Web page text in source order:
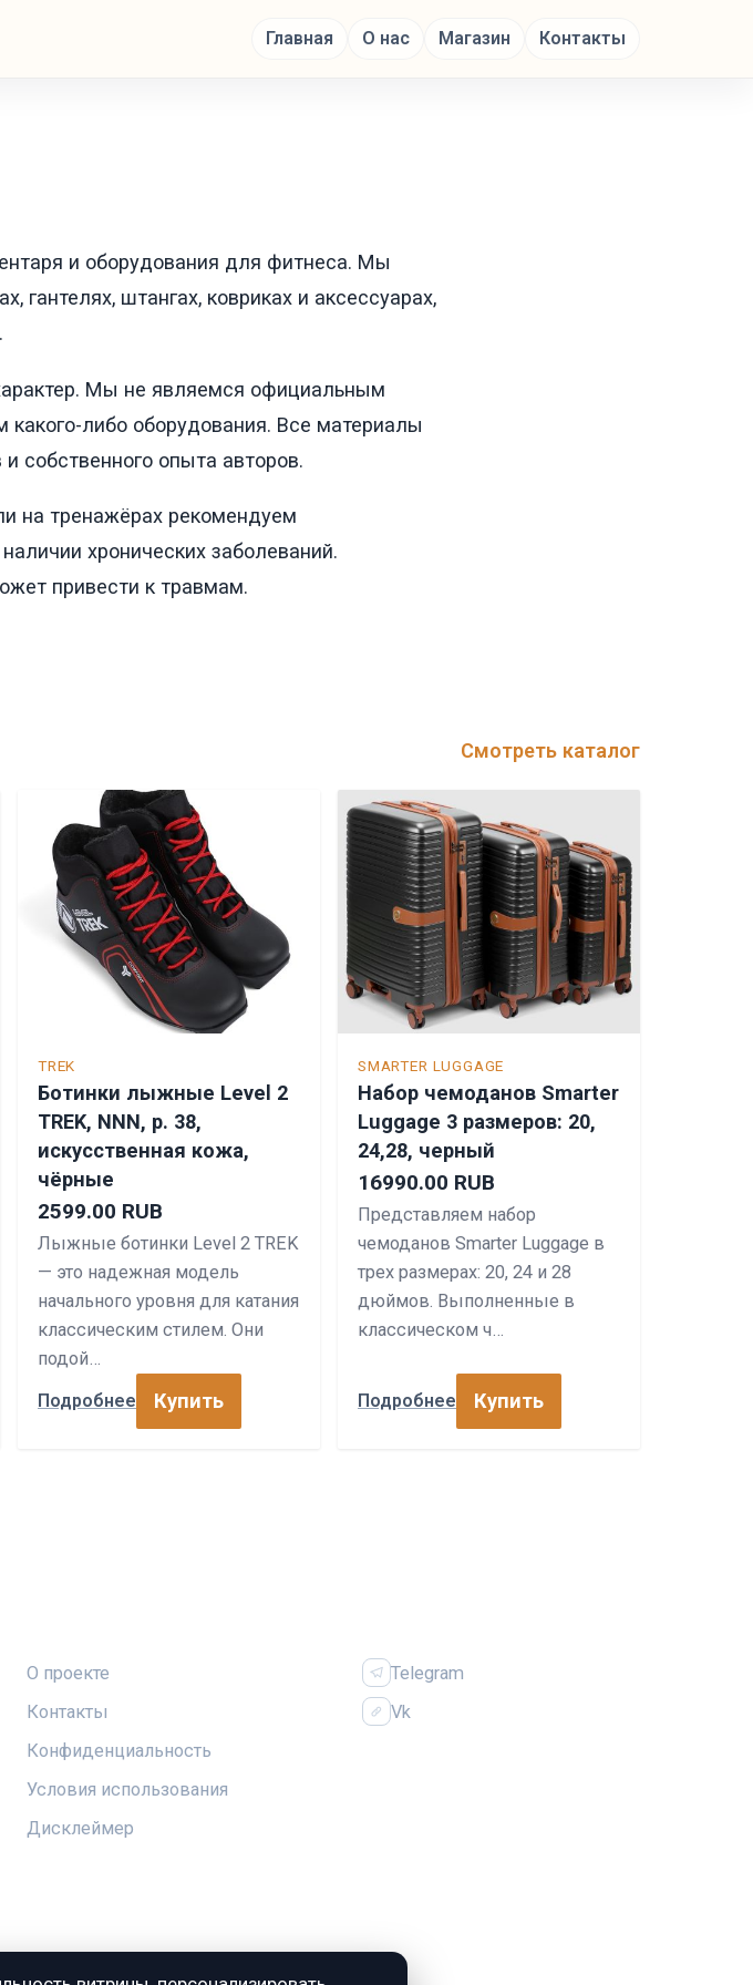
Главная О нас Магазин Контакты
и оборудования для фитнеса. Мы
штангах, ковриках и аксессуарах,
Мы не являемся официальным
либо оборудования. Все материалы
собственного опыта авторов.
на тренажёрах рекомендуем
хронических заболеваний.
привести к травмам.
Смотреть каталог
TREK
Ботинки лыжные Level 2
TREK, NNN, р. 38,
искусственная кожа,
чёрные
2599.00 RUB
Лыжные ботинки Level 2 TREK
— это надежная модель
начального уровня для катания
классическим стилем. Они
подой…
Подробнее Купить
SMARTER LUGGAGE
Набор чемоданов Smarter
Luggage 3 размеров: 20,
24,28, черный
16990.00 RUB
Представляем набор
чемоданов Smarter Luggage в
трех размерах: 20, 24 и 28
дюймов. Выполненные в
классическом ч…
Подробнее Купить
О проекте
Контакты
Конфиденциальность
Условия использования
Дисклеймер
Telegram
Vk